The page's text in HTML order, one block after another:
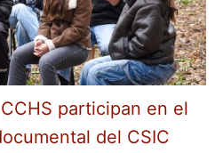
participan en el
del CSIC